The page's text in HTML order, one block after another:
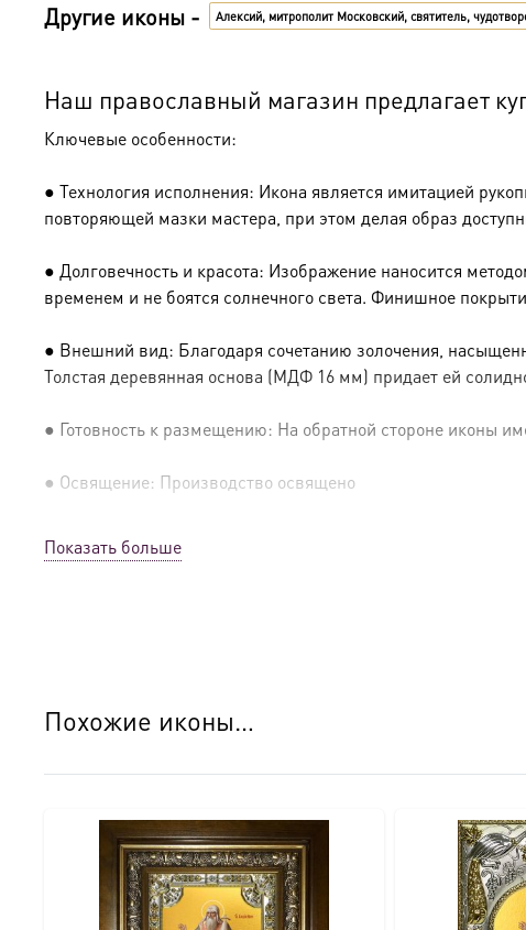
Другие иконы - Алексий, митрополит Московский, святитель,
Наш православный магазин предлагает
Ключевые особенности:
● Технология исполнения: Икона является имитацией
повторяющей мазки мастера, при этом делая образ
● Долговечность и красота: Изображение наносится
временем и не боятся солнечного света. Финишное
● Внешний вид: Благодаря сочетанию золочения,
Толстая деревянная основа (МДФ 16 мм) придает ей
● Готовность к размещению: На обратной стороне иконы
● Освящение: Производство освящено
Эта икона станет прекрасным духовным подарком:
● На день Ангела (именины) — в честь небесного
Показать больше
Похожие иконы…